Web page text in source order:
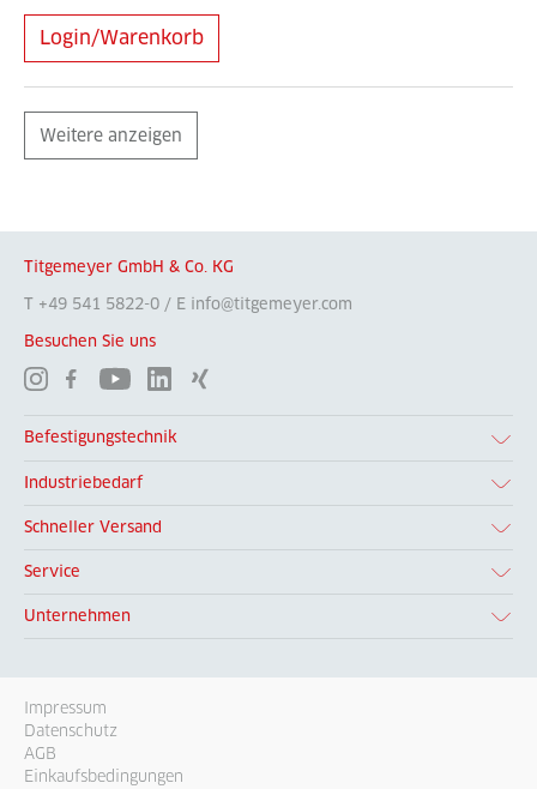
Login/Warenkorb
Weitere anzeigen
Titgemeyer GmbH & Co. KG
T +49 541 5822-0 / E info@titgemeyer.com
Besuchen Sie uns
Befestigungstechnik
Industriebedarf
Schneller Versand
Service
Unternehmen
Impressum
Datenschutz
AGB
Einkaufsbedingungen